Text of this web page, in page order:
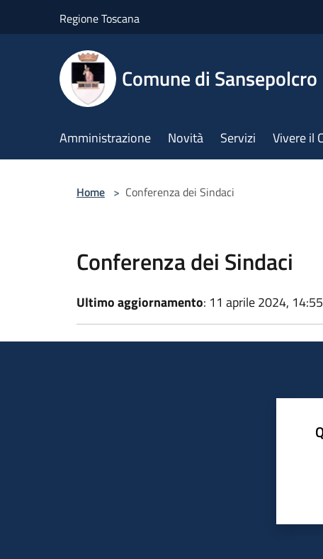
Regione Toscana
Comune di Sansepolcro
Amministrazione Novità Servizi Vivere il
Home > Conferenza dei Sindaci
Conferenza dei Sindaci
Ultimo aggiornamento: 11 aprile 2024, 14:55